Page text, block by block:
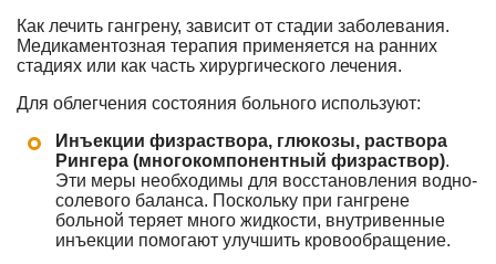
Как лечить гангрену, зависит от стадии заболевания.
Медикаментозная терапия применяется на ранних
стадиях или как часть хирургического лечения.
Для облегчения состояния больного используют:
Инъекции физраствора, глюкозы, раствора
Рингера (многокомпонентный физраствор).
Эти меры необходимы для восстановления водно-
солевого баланса. Поскольку при гангрене
больной теряет много жидкости, внутривенные
инъекции помогают улучшить кровообращение.